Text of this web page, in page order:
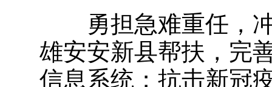
勇担急难重任，冲
雄安安新县帮扶，完
信息系统；抗击新冠